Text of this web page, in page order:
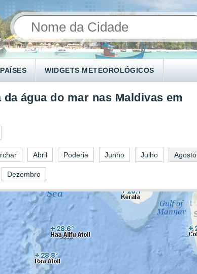
WIDGETS METEOROLÓGICOS
da água do mar nas Maldivas em
Abril Poderia Junho Julho Agosto
Dezembro